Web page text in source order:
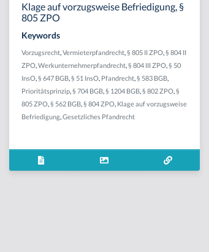
Klage auf vorzugsweise Befriedigung, §
805 ZPO
Keywords
Vorzugsrecht,Vermieterpfandrecht,§ 805 II ZPO,§ 804 II
ZPO,Werkunternehmerpfandrecht,§ 804 III ZPO,§ 50
InsO,§ 647 BGB,§ 51 InsO, Pfandrecht,§ 583 BGB,
Prioritätsprinzip,§ 704 BGB,§ 1204 BGB,§ 802 ZPO,§
805 ZPO,§ 562 BGB,§ 804 ZPO, Klage auf vorzugsweise
Befriedigung,Gesetzliches Pfandrecht